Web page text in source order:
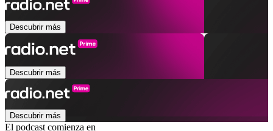
Descubrir más
Descubrir más
Descubrir más
El podcast comienza en